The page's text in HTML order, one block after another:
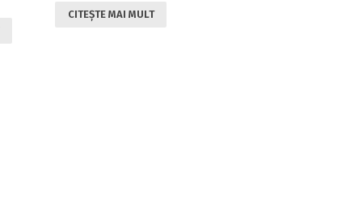
CITEȘTE MAI MULT